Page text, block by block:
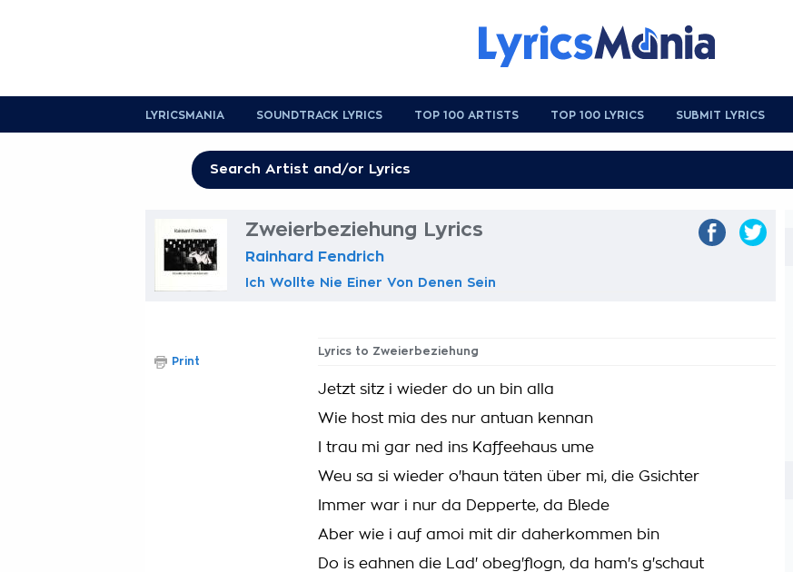
LYRICSMANIA SOUNDTRACK LYRICS TOP 100 ARTISTS TOP 100 LYRICS SUBMIT LYRICS
Zweierbeziehung Lyrics
Rainhard Fendrich
Ich Wollte Nie Einer Von Denen Sein
Lyrics to Zweierbeziehung
Jetzt sitz i wieder do un bin alla
Wie host mia des nur antuan kennan
I trau mi gar ned ins Kaffeehaus ume
Weu sa si wieder o'haun täten über mi, die Gsichter
Immer war i nur da Depperte, da Blede
Aber wie i auf amoi mit dir daherkommen bin
Do is eahnen die Lad' obeg'flogn, da ham's g'schaut
Print